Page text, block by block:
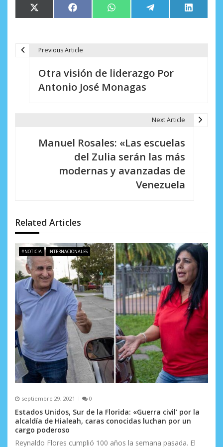
Compartir
en
X
(Twitter)
Compartir
en
Facebook Compartir
en
WhatsApp Compartir
en
Telegram
en
LinkedIn
n
d
e
e
n
t
r
a
d
a
s
Previous Article
Otra visión de liderazgo Por
Antonio José Monagas
Next Article
Manuel Rosales: «Las escuelas
del Zulia serán las más
modernas y avanzadas de
Venezuela
Related Articles
#NOTICIA INTERNACIONALES
septiembre 29, 2021 0
Estados Unidos, Sur de la Florida: «Guerra civil’ por la
alcaldía de Hialeah, caras conocidas luchan por un
cargo poderoso
Reynaldo Flores cumplió 100 años la semana pasada. El